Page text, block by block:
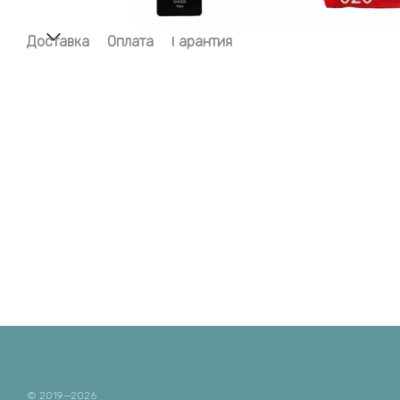
Доставка Оплата Гарантия
© 2019—2026